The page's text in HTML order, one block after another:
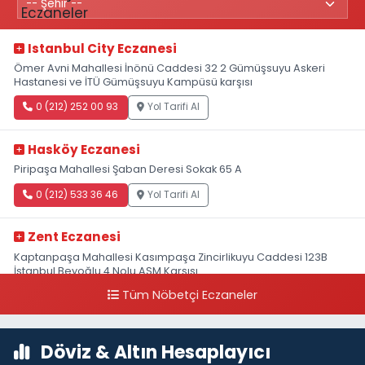
Istanbul City Eczanesi
Ömer Avni Mahallesi İnönü Caddesi 32 2 Gümüşsuyu Askeri
Hastanesi ve İTÜ Gümüşsuyu Kampüsü karşısı
0 (212) 252 00 93 Yol Tarifi Al
Hasköy Eczanesi
Piripaşa Mahallesi Şaban Deresi Sokak 65 A
0 (212) 533 36 46 Yol Tarifi Al
Zent Eczanesi
Kaptanpaşa Mahallesi Kasımpaşa Zincirlikuyu Caddesi 123B
İstanbul Beyoğlu 4 Nolu ASM Karşısı
0 (212) 297 96 92 Yol Tarifi Al
Tüm Nöbetçi Eczaneler
Döviz & Altın Hesaplayıcı